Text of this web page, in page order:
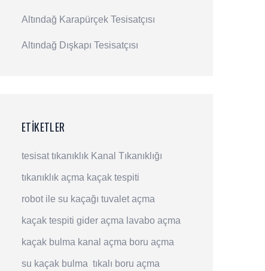
Altındağ Karapürçek Tesisatçısı
Altındağ Dışkapı Tesisatçısı
ETIKETLER
tesisat tıkanıklık Kanal Tıkanıklığı
tıkanıklık açma kaçak tespiti
robot ile su kaçağı tuvalet açma
kaçak tespiti gider açma lavabo açma
kaçak bulma kanal açma boru açma
su kaçak bulma tıkalı boru açma